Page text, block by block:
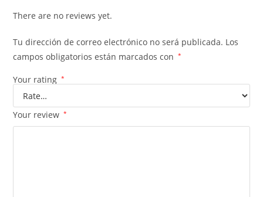
There are no reviews yet.
Tu dirección de correo electrónico no será publicada. Los
campos obligatorios están marcados con
*
Your rating *
Your review *